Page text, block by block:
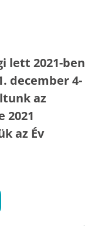
lett 2021-ben
december 4-
az
2021
az Év